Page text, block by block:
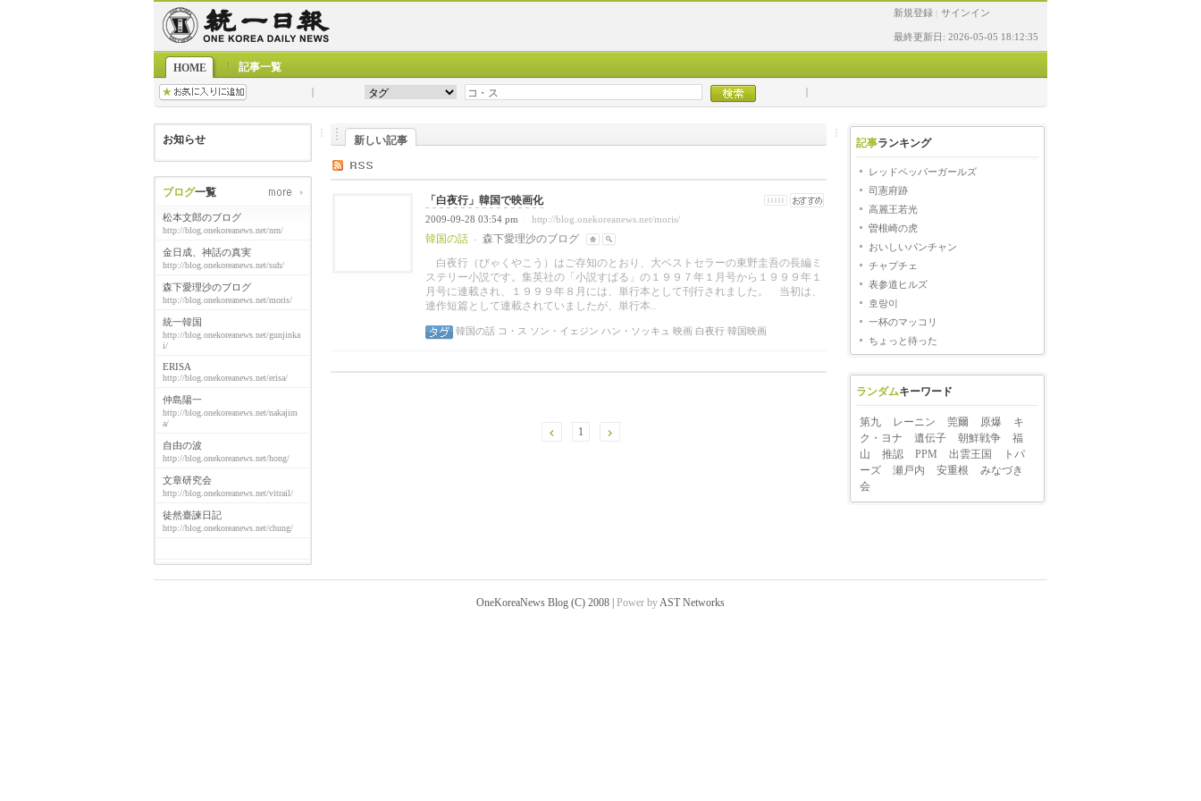
新規登録 サインイン
最終更新日: 2026-05-05 18:12:35
HOME 記事一覧
お知らせ
ブログ一覧
松本文郎のブログ
http://blog.onekoreanews.net/nrn/
金日成、神話の真実
http://blog.onekoreanews.net/suh/
森下愛理沙のブログ
http://blog.onekoreanews.net/moris/
統一韓国
http://blog.onekoreanews.net/gunjinka
i/
ERISA
http://blog.onekoreanews.net/erisa/
仲島陽一
http://blog.onekoreanews.net/nakajim
a/
自由の波
http://blog.onekoreanews.net/hong/
文章研究会
http://blog.onekoreanews.net/vitrail/
徒然臺諫日記
http://blog.onekoreanews.net/chung/
新しい記事
「白夜行」韓国で映画化
2009-09-28 03:54 pm http://blog.onekoreanews.net/moris/
韓国の話 -
森下愛理沙のブログ
白夜行（びゃくやこう）はご存知のとおり、大ベストセラーの東野圭吾の長編ミ
ステリー小説です。集英社の「小説すばる」の１９９７年１月号から１９９９年１
月号に連載され、１９９９年８月には、単行本として刊行されました。 当初は、
連作短篇として連載されていましたが、単行本..
韓国の話 コ・ス ソン・イェジン ハン・ソッキュ 映画 白夜行 韓国映画
1
記事ランキング
レッドペッパーガールズ
司憲府跡
高麗王若光
曽根崎の虎
おいしいパンチャン
チャプチェ
表参道ヒルズ
호랑이
一杯のマッコリ
ちょっと待った
ランダムキーワード
第九 レーニン 莞爾 原爆
キ
ク・ヨナ
遺伝子 朝鮮戦争
福
山
推認 PPM 出雲王国
トパ
ーズ
瀬戸内 安重根
みなづき
会
OneKoreaNews Blog (C) 2008 | Power byAST Networks